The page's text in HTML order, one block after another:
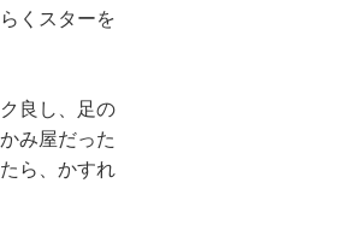
くスターを
良し、足の
み屋だった
ら、かすれ